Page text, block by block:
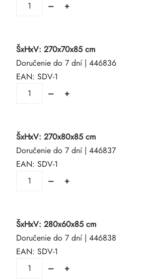
ŠxHxV: 270x70x85 cm
Doručenie do 7 dní | 446836
EAN: SDV-1
ŠxHxV: 270x80x85 cm
Doručenie do 7 dní | 446837
EAN: SDV-1
ŠxHxV: 280x60x85 cm
Doručenie do 7 dní | 446838
EAN: SDV-1